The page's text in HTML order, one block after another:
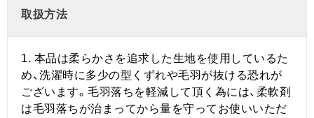
取扱方法
1. 本品は柔らかさを追求した生地を使用しているた
め、洗濯時に多少の型くずれや毛羽が抜ける恐れが
ございます。毛羽落ちを軽減して頂く為には、柔軟剤
は毛羽落ちが治まってから量を守ってお使いいただ